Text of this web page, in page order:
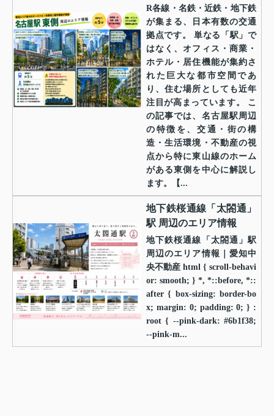
R各線・名鉄・近鉄・地下鉄
が集まる、日本有数の交通
拠点です。 単なる「駅」で
はなく、オフィス・商業・
ホテル・居住機能が集約さ
れた巨大な都市空間であ
り、住む場所としても近年
注目が高まっています。 こ
の記事では、名古屋駅周辺
の特徴を、交通・街の構
造・生活環境・不動産の視
点から特に東山線のホーム
がある東側を中心に解説し
ます。【...
地下鉄桜通線「太閤通」
駅 周辺のエリア情報
地下鉄桜通線「太閤通」駅
周辺のエリア情報｜愛知中
央不動産 html { scroll-behavi
or: smooth; } *, *::before, *::
after { box-sizing: border-bo
x; margin: 0; padding: 0; } :
root { --pink-dark: #6b1f38;
--pink-m...